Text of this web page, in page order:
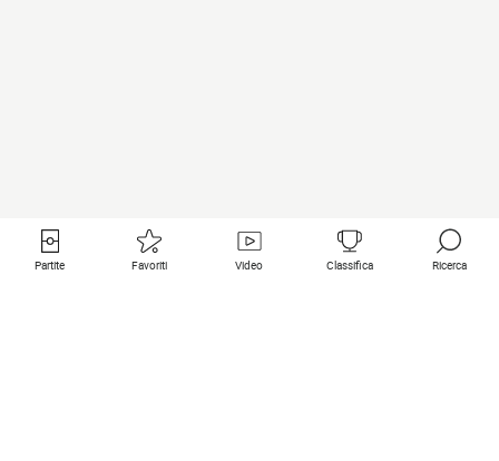
Partite Favoriti Video Classifica Ricerca